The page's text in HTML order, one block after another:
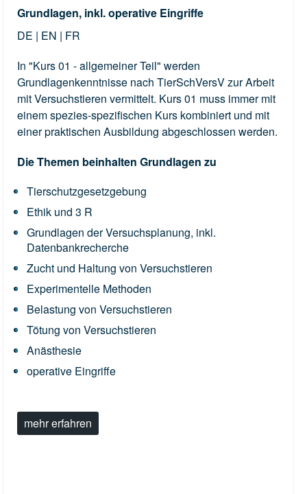
Grundlagen, inkl. operative Eingriffe
DE | EN | FR
In "Kurs 01 - allgemeiner Teil" werden
Grundlagenkenntnisse nach TierSchVersV zur Arbeit
mit Versuchstieren vermittelt. Kurs 01 muss immer mit
einem spezies-spezifischen Kurs kombiniert und mit
einer praktischen Ausbildung abgeschlossen werden.
Die Themen beinhalten Grundlagen zu
Tierschutzgesetzgebung
Ethik und 3 R
Grundlagen der Versuchsplanung, inkl.
Datenbankrecherche
Zucht und Haltung von Versuchstieren
Experimentelle Methoden
Belastung von Versuchstieren
Tötung von Versuchstieren
Anästhesie
operative Eingriffe
mehr erfahren